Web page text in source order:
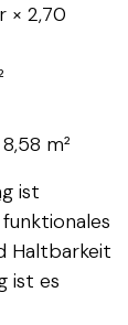
× 2,70
m²
ist
Haltbarkeit
ist es